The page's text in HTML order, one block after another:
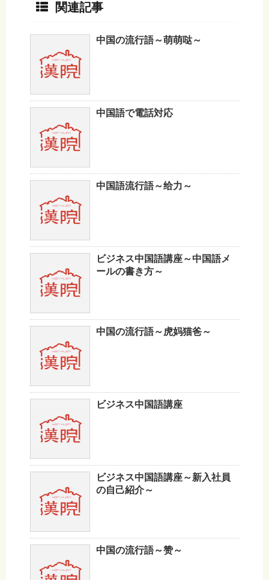
関連記事
中国の流行語～萌萌哒～
中国語で電話対応
中国語流行語～给力～
ビジネス中国語講座～中国語メ
ールの書き方～
中国の流行語～虎妈猫爸～
ビジネス中国語講座
ビジネス中国語講座～新入社員
の自己紹介～
中国の流行語～赞～